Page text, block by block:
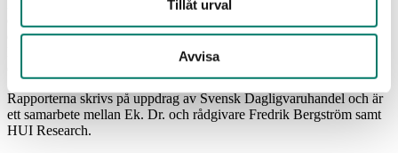
Tillåt urval
Avvisa
Fakta om maten är en rapportserie som kortfattat belyser
en frågeställning och strävar efter att öka kunskapen om branschen.
Den första i serien fokuserar på livsmedelskonsumtionen och hur
Rapporterna skrivs på uppdrag av Svensk Dagligvaruhandel och är
ett samarbete mellan Ek. Dr. och rådgivare Fredrik Bergström samt
HUI Research.